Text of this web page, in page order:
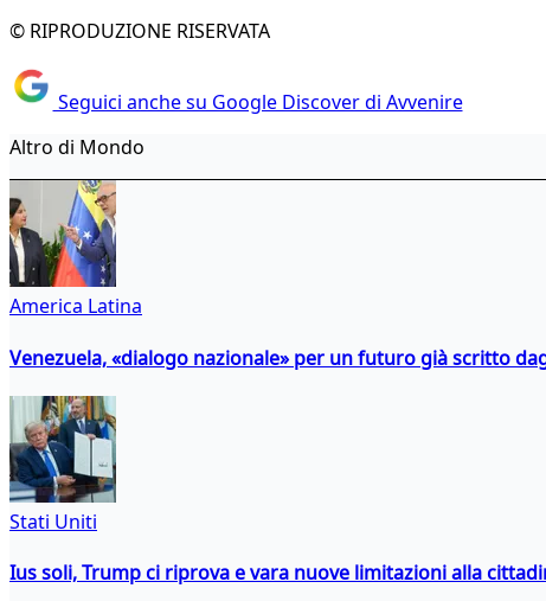
© RIPRODUZIONE RISERVATA
Seguici anche su Google Discover di Avvenire
Altro di Mondo
America Latina
Venezuela, «dialogo nazionale» per un futuro già scritto
Stati Uniti
Ius soli, Trump ci riprova e vara nuove limitazioni alla